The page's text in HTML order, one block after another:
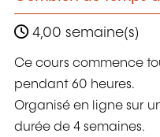
4,00 semaine(s)
Ce cours commence
pendant 60 heures.
Organisé en ligne sur
durée de 4 semaines.